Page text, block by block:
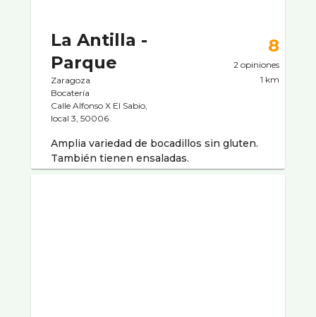
La Antilla -
Parque
Zaragoza
Bocaterí­a
Calle Alfonso X El Sabio,
local 3, 50006
8
2 opiniones
1 km
Amplia variedad de bocadillos sin gluten.
También tienen ensaladas.